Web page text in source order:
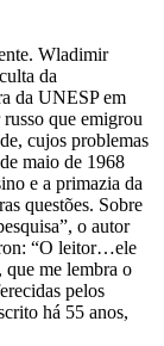
Wladimir
da
da UNESP em
que emigrou
cujos problemas
maio de 1968
e a primazia da
questões. Sobre
o autor
“O leitor…ele
que me lembra o
pelos
há 55 anos,